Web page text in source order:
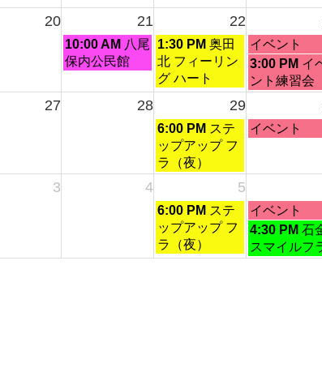
20 21 22
金
曜
8
10:00 AM 八尾
保内公民館
土
曜
日,
8
22nd
2026
1:30 PM 奥田
北 フィーリン
グ ハート
日
曜
日,
8
23rd
イベント
日
曜
日,
月
3:00 PM イ
ント練習会
27 28 29
土
曜
日,
8
29th
2026
6:00 PM ステ
ップアップ フ
ラ（夜）
日
8
30th
2026
イベント
3 4 5
土
曜
日,
9
6:00 PM ステ
ップアップ フ
ラ（夜）
日
曜
日,
9
イベント
日
曜
日,
4:30 PM 石
スマイルフ